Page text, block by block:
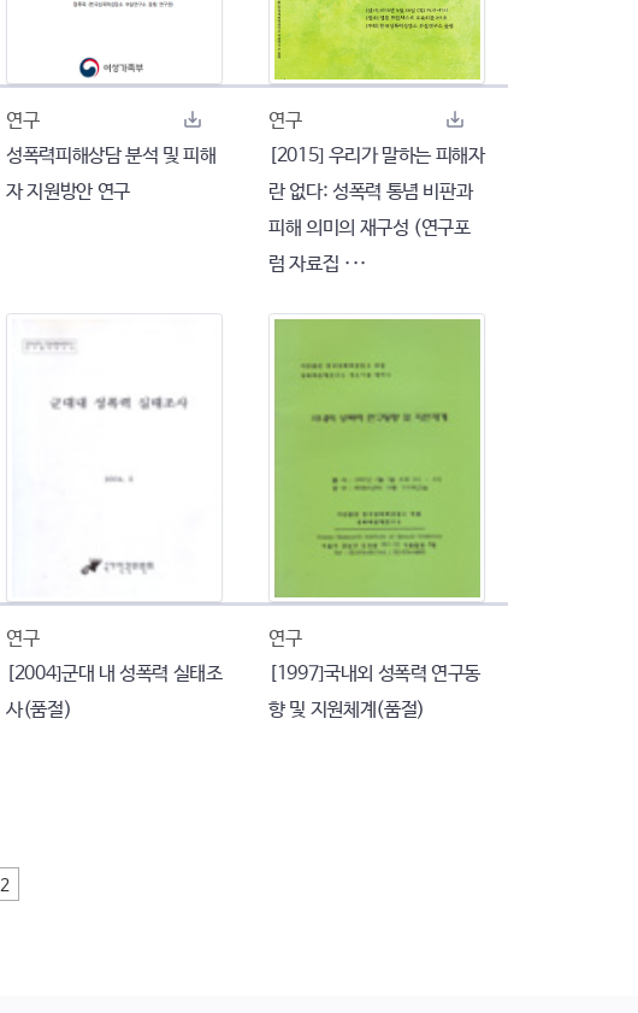
연구
성폭력피해상담 분석 및 피해
자 지원방안 연구
연구
[2015] 우리가 말하는 피해자
란 없다: 성폭력 통념 비판과
피해 의미의 재구성 (연구포
럼 자료집 ···
연구
[2004]군대 내 성폭력 실태조
사(품절)
연구
[1997]국내외 성폭력 연구동
향 및 지원체계(품절)
2